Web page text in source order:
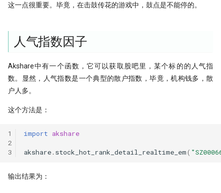
这一点很重要。毕竟，在击鼓传花的游戏中，鼓点是不能停的。
人气指数因子
Akshare中有一个函数，它可以获取股吧里，某个标的的人气指
数。显然，人气指数是一个典型的散户指数，毕竟，机构钱多，散
户人多。
这个方法是：
1
2
3
import akshare
akshare. stock_hot_rank_detail_realtime_em(
输出结果为：